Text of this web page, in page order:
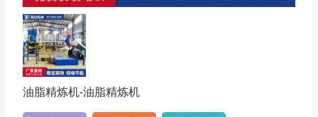
油脂精炼机-油脂精炼机